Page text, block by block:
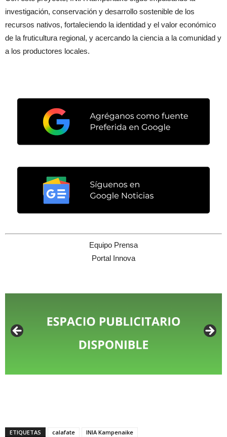
investigación, conservación y desarrollo sostenible de los
recursos nativos, fortaleciendo la identidad y el valor económico
de la fruticultura regional, y acercando la ciencia a la comunidad y
a los productores locales.
Equipo Prensa
Portal Innova
ETIQUETAS calafate INIA Kampenaike